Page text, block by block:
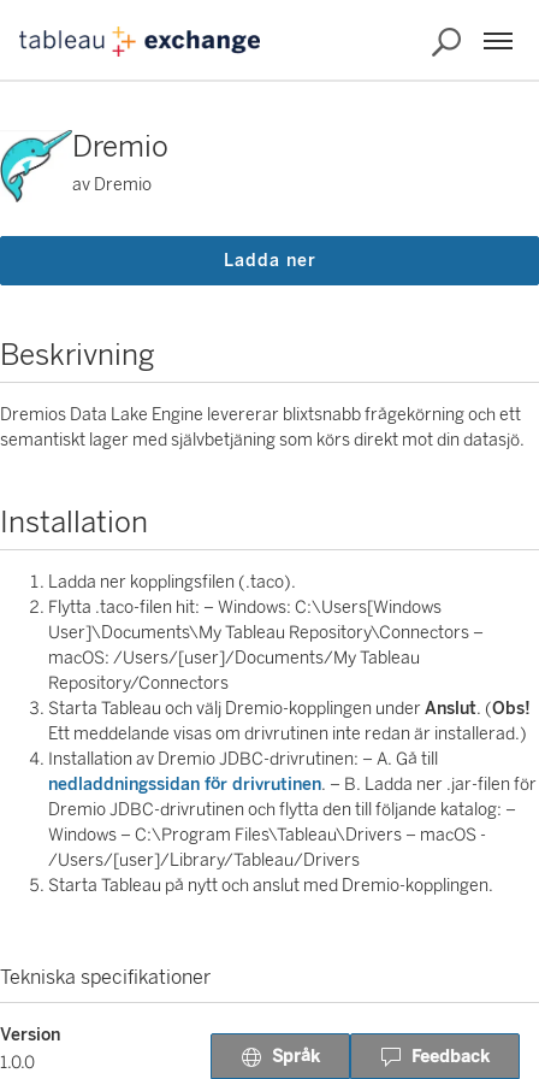
Dremio
av Dremio
Ladda ner
Beskrivning
Dremios Data Lake Engine levererar blixtsnabb frågekörning och ett
semantiskt lager med självbetjäning som körs direkt mot din datasjö.
Installation
Ladda ner kopplingsfilen (.taco).
Flytta .taco-filen hit: – Windows: C:\Users[Windows
User]\Documents\My Tableau Repository\Connectors –
macOS: /Users/[user]/Documents/My Tableau
Repository/Connectors
Starta Tableau och välj Dremio-kopplingen underAnslut. (Obs!
Ett meddelande visas om drivrutinen inte redan är installerad.)
Installation av Dremio JDBC-drivrutinen: – A. Gå till
nedladdningssidan för drivrutinen. – B. Ladda ner .jar-filen för
Dremio JDBC-drivrutinen och flytta den till följande katalog: –
Windows – C:\Program Files\Tableau\Drivers – macOS -
/Users/[user]/Library/Tableau/Drivers
Starta Tableau på nytt och anslut med Dremio-kopplingen.
Tekniska specifikationer
Version
1.0.0
Språk Feedback